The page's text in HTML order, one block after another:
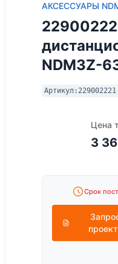
АКСЕССУАРЫ
NDM3Z-
Артикул: 229002221
Цена
3
Срок